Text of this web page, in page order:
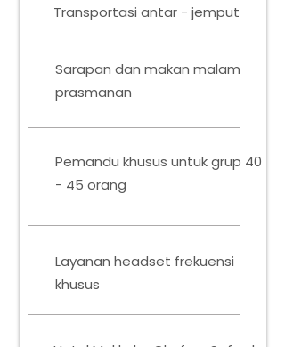
Transportasi antar - jemput
Sarapan dan makan malam
prasmanan
Pemandu khusus untuk grup 40
- 45 orang
Layanan headset frekuensi
khusus